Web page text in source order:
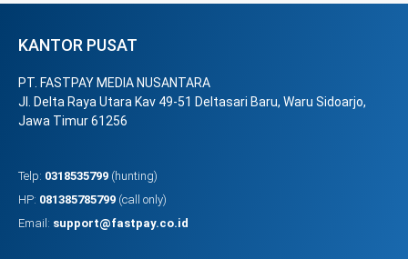
KANTOR PUSAT
PT. FASTPAY MEDIA NUSANTARA
Jl. Delta Raya Utara Kav 49-51 Deltasari Baru, Waru Sidoarjo,
Jawa Timur 61256
Telp: 0318535799 (hunting)
HP: 081385785799 (call only)
Email: support@fastpay.co.id